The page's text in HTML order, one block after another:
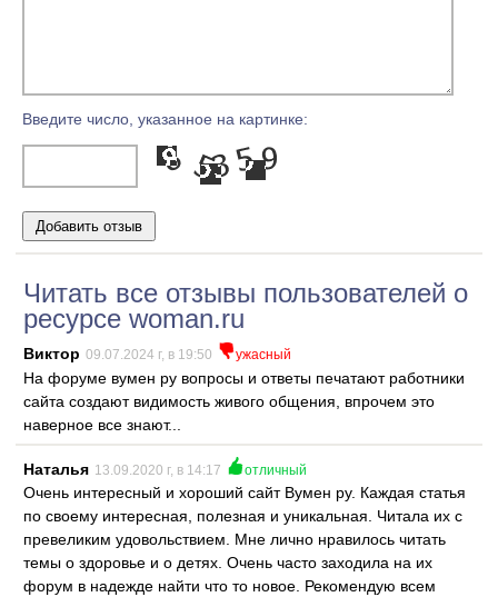
Введите число, указанное на картинке:
Читать все отзывы пользователей о
ресурсе woman.ru
Виктор 09.07.2024 г, в 19:50 ужасный
На форуме вумен ру вопросы и ответы печатают работники
сайта создают видимость живого общения, впрочем это
наверное все знают...
Наталья 13.09.2020 г, в 14:17 отличный
Очень интересный и хороший сайт Вумен ру. Каждая статья
по своему интересная, полезная и уникальная. Читала их с
превеликим удовольствием. Мне лично нравилось читать
темы о здоровье и о детях. Очень часто заходила на их
форум в надежде найти что то новое. Рекомендую всем